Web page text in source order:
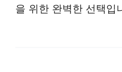
을 위한 완벽한 선택입